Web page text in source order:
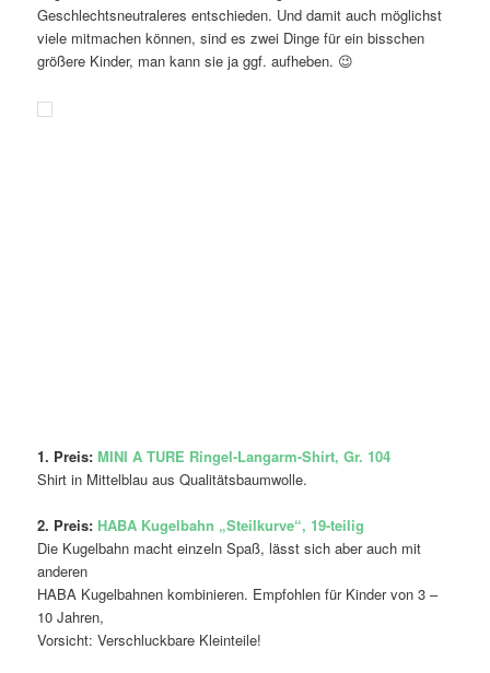
Geschlechtsneutraleres entschieden. Und damit auch möglichst
viele mitmachen können, sind es zwei Dinge für ein bisschen
größere Kinder, man kann sie ja ggf. aufheben. 😉
1. Preis: MINI A TURE Ringel-Langarm-Shirt, Gr. 104
Shirt in Mittelblau aus Qualitätsbaumwolle.
2. Preis: HABA Kugelbahn „Steilkurve“, 19-teilig
Die Kugelbahn macht einzeln Spaß, lässt sich aber auch mit
anderen
HABA Kugelbahnen kombinieren. Empfohlen für Kinder von 3 –
10 Jahren,
Vorsicht: Verschluckbare Kleinteile!